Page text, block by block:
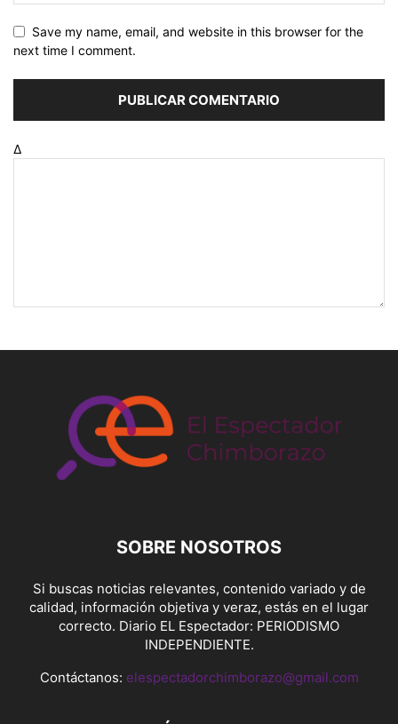
Save my name, email, and website in this browser for the
next time I comment.
Δ
SOBRE NOSOTROS
Si buscas noticias relevantes, contenido variado y de
calidad, información objetiva y veraz, estás en el lugar
correcto. Diario EL Espectador: PERIODISMO
INDEPENDIENTE.
Contáctanos: elespectadorchimborazo@gmail.com